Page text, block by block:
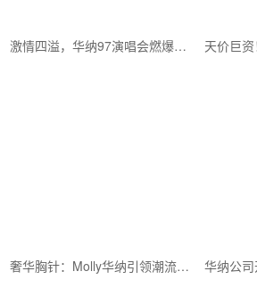
激情四溢，华纳97演唱会燃爆全场
奢华胸针：Molly华纳引领潮流新风尚